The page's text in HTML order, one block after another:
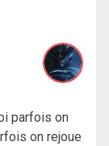
parfois on
on rejoue